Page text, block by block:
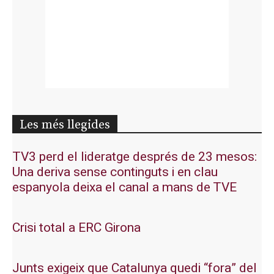
Les més llegides
TV3 perd el lideratge després de 23 mesos:
Una deriva sense continguts i en clau
espanyola deixa el canal a mans de TVE
Crisi total a ERC Girona
Junts exigeix que Catalunya quedi “fora” del